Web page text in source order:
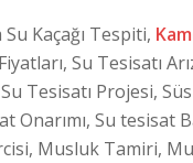
Kaçağı Tespiti,
Su Tesisatı
Tesisatı Projesi,
Onarımı, Su tesisat
Musluk Tamiri,